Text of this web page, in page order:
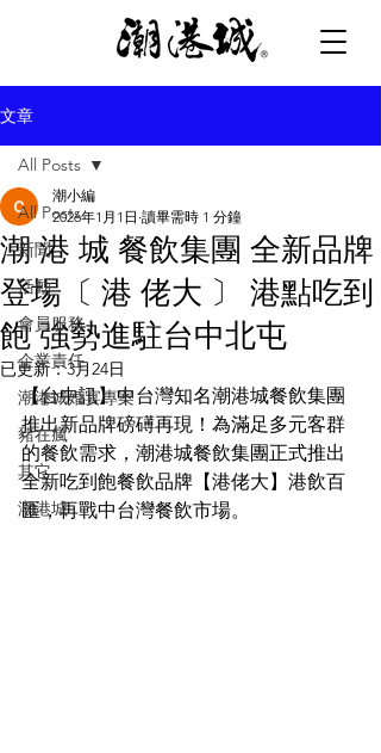
文章
All Posts
新聞
活動
會員服務
企業責任
潮港城婚宴專案
豬在瘋
其它
潮港城
All Posts
潮 港 城 餐飲集團 全新品牌
登場〔 港 佬大 〕 港點吃到
飽 強勢進駐台中北屯
潮小編
2026年1月1日 讀畢需時 1 分鐘
已更新：3月24日
【台中訊】中台灣知名潮港城餐飲集團
推出新品牌磅礡再現！為滿足多元客群
的餐飲需求，潮港城餐飲集團正式推出
全新吃到飽餐飲品牌【港佬大】港飲百
匯，再戰中台灣餐飲市場。